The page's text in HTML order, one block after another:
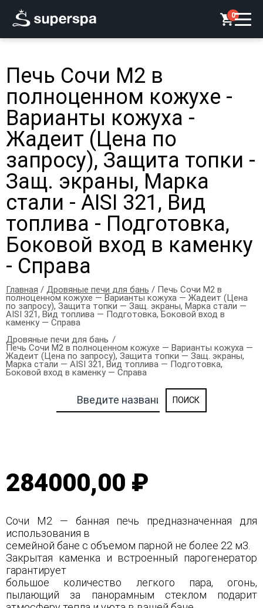
0
Печь Сочи М2 в
полноценном кожухе -
Варианты кожуха -
Жадеит (Цена по
запросу), Защита топки -
Защ. экраны, Марка
стали - AISI 321, Вид
топлива - Подготовка,
Боковой вход в каменку
- Справа
Главная / Дровяные печи для бань / Печь Сочи М2 в
полноценном кожухе — Варианты кожуха — Жадеит (Цена
по запросу), Защита топки — Защ. экраны, Марка стали —
AISI 321, Вид топлива — Подготовка, Боковой вход в
каменку — Справа
Дровяные печи для бань
Печь Сочи М2 в полноценном кожухе — Варианты кожуха —
Жадеит (Цена по запросу), Защита топки — Защ. экраны,
Марка стали — AISI 321, Вид топлива — Подготовка,
Боковой вход в каменку — Справа
284000,00 ₽
Сочи М2 — банная печь предназначенная для
использования в
семейной бане с объемом парной не более 22 м3.
Закрытая каменка и встроенный парогенератор
гарантирует
большое количество легкого пара, огонь,
пылающий за панорамным стеклом подарит